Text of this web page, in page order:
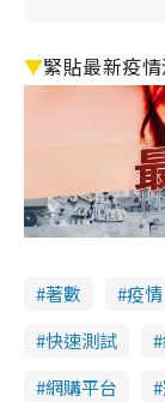
▼緊貼最新疫
著數 疫情
快速測試
網購平台